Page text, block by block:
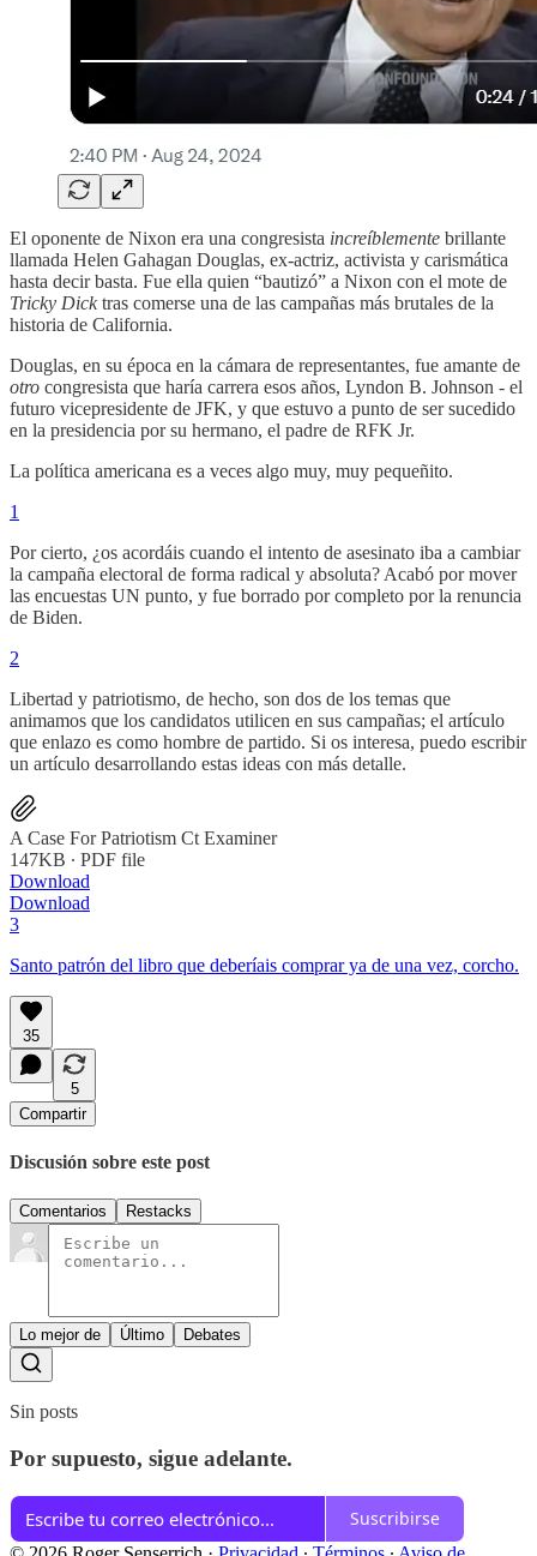
El oponente de Nixon era una congresista increíblemente brillante
llamada Helen Gahagan Douglas, ex-actriz, activista y carismática
hasta decir basta. Fue ella quien “bautizó” a Nixon con el mote de
Tricky Dicktras comerse una de las campañas más brutales de la
historia de California.
Douglas, en su época en la cámara de representantes, fue amante de
otro congresista que haría carrera esos años, Lyndon B. Johnson - el
futuro vicepresidente de JFK, y que estuvo a punto de ser sucedido
en la presidencia por su hermano, el padre de RFK Jr.
La política americana es a veces algo muy, muy pequeñito.
1
Por cierto, ¿os acordáis cuando el intento de asesinato iba a cambiar
la campaña electoral de forma radical y absoluta? Acabó por mover
las encuestas UN punto, y fue borrado por completo por la renuncia
de Biden.
2
Libertad y patriotismo, de hecho, son dos de los temas que
animamos que los candidatos utilicen en sus campañas; el artículo
que enlazo es como hombre de partido. Si os interesa, puedo escribir
un artículo desarrollando estas ideas con más detalle.
A Case For Patriotism Ct Examiner
147KB ∙ PDF file
Download
Download
3
Santo patrón del libro que deberíais comprar ya de una vez, corcho.
35
5
Compartir
Discusión sobre este post
Comentarios Restacks
Lo mejor de Último Debates
Sin posts
Por supuesto, sigue adelante.
Suscribirse